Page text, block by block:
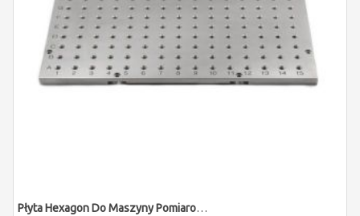
Płyta Hexagon Do Maszyny Pomiarowej (M8/400x400x12)